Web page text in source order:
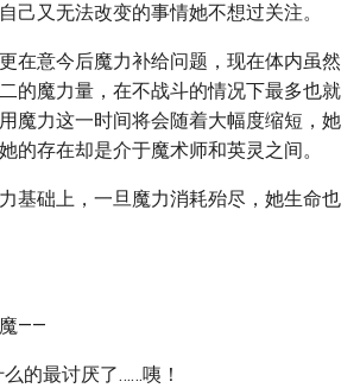
己又无法改变的事情她不想过关注。
在意今后魔力补给问题，现在体内虽然
的魔力量，在不战斗的情况下最多也就
魔力这一时间将会随着大幅度缩短，她
的存在却是介于魔术师和英灵之间。
基础上，一旦魔力消耗殆尽，她生命也
——
的最讨厌了……咦！